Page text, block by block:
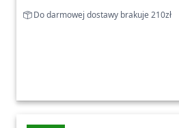
Do darmowej dostawy brakuje 210zł